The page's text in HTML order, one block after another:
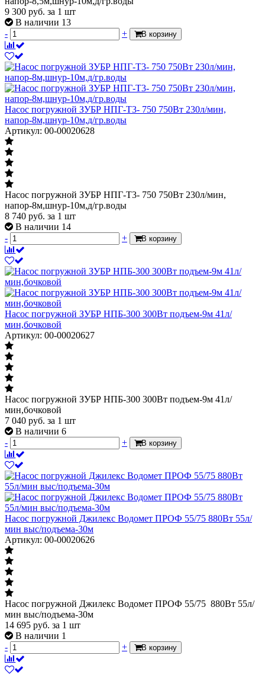
9 300 руб. за 1 шт
В наличии 13
-
+ В корзину
Насос погружной ЗУБР НПГ-Т3- 750 750Вт 230л/мин,
напор-8м,шнур-10м,д/гр.воды
Артикул: 00-00020628
Насос погружной ЗУБР НПГ-Т3- 750 750Вт 230л/мин,
напор-8м,шнур-10м,д/гр.воды
8 740 руб. за 1 шт
В наличии 14
-
+ В корзину
Насос погружной ЗУБР НПБ-300 300Вт подъем-9м 41л/
мин,бочковой
Артикул: 00-00020627
Насос погружной ЗУБР НПБ-300 300Вт подъем-9м 41л/
мин,бочковой
7 040 руб. за 1 шт
В наличии 6
-
+ В корзину
Насос погружной Джилекс Водомет ПРОФ 55/75 880Вт 55л/
мин выс/подъема-30м
Артикул: 00-00020626
Насос погружной Джилекс Водомет ПРОФ 55/75 880Вт 55л/
мин выс/подъема-30м
14 695 руб. за 1 шт
В наличии 1
-
+ В корзину